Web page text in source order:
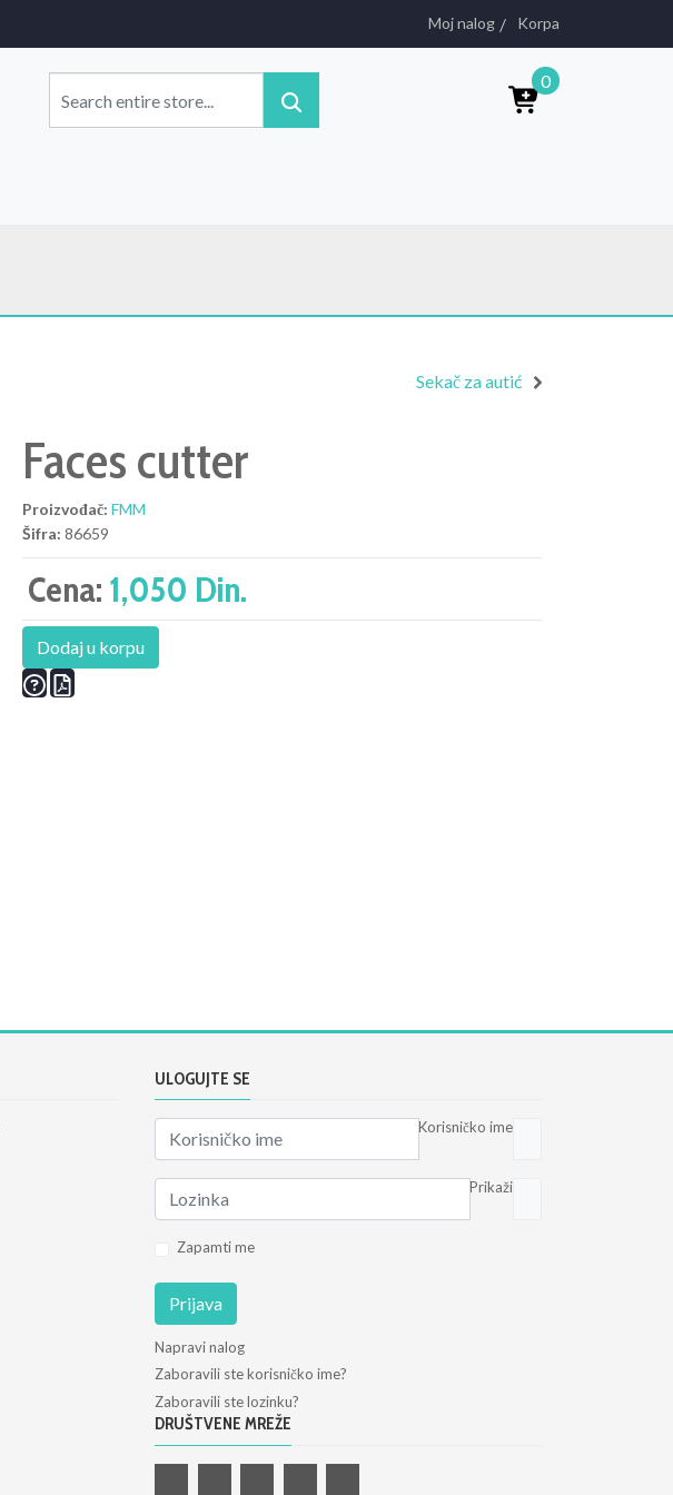
Moj nalog Korpa
0
Sekač za autić
Faces cutter
Proizvođač: FMM
Šifra: 86659
Cena: 1,050 Din.
Dodaj u korpu
ULOGUJTE SE
Korisničko ime
Prikaži
Zapamti me
Prijava
Napravi nalog
Zaboravili ste korisničko ime?
Zaboravili ste lozinku?
DRUŠTVENE MREŽE